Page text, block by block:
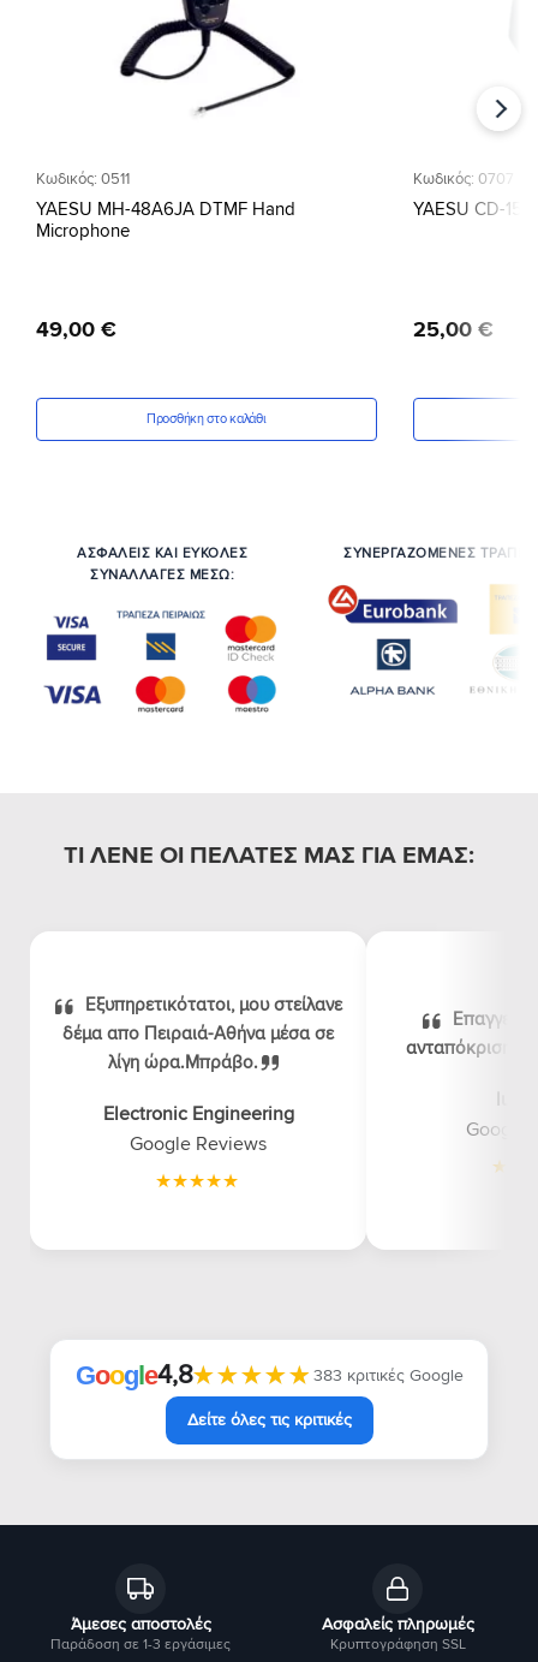
Κωδικός: 0511
YAESU MH-48A6JA DTMF Hand
Microphone
49,00 €
Προσθήκη στο καλάθι
Κωδικός: 0707
YAESU CD-
25,00 €
Άμεσες αποστολές
Παράδοση σε 1-3 εργάσιμες
Ασφαλείς πληρωμές
Κρυπτογράφηση SSL
ΑΣΦΑΛΕΙΣ ΚΑΙ ΕΥΚΟΛΕΣ
ΣΥΝΑΛΛΑΓΕΣ ΜΕΣΩ:
ΣΥΝΕΡΓΑΖΟΜΕΝΕΣ
ΤΙ ΛΕΝΕ ΟΙ ΠΕΛΑΤΕΣ ΜΑΣ ΓΙΑ ΕΜΑΣ:
Εξυπηρετικότατοι, μου στείλανε
δέμα απο Πειραιά-Αθήνα μέσα σε
λίγη ώρα.Μπράβο.
Electronic Engineering
Google Reviews
ανταπόκριση,
Google
Google4,8★★★★★
★★★★★ 383 κριτικές Google
Δείτε όλες τις κριτικές